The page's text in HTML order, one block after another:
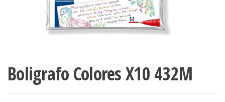
Boligrafo Colores X10 432M